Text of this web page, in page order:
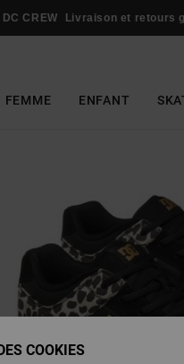
DC CREW Livraison et retours
FEMME ENFANT
COOKIES